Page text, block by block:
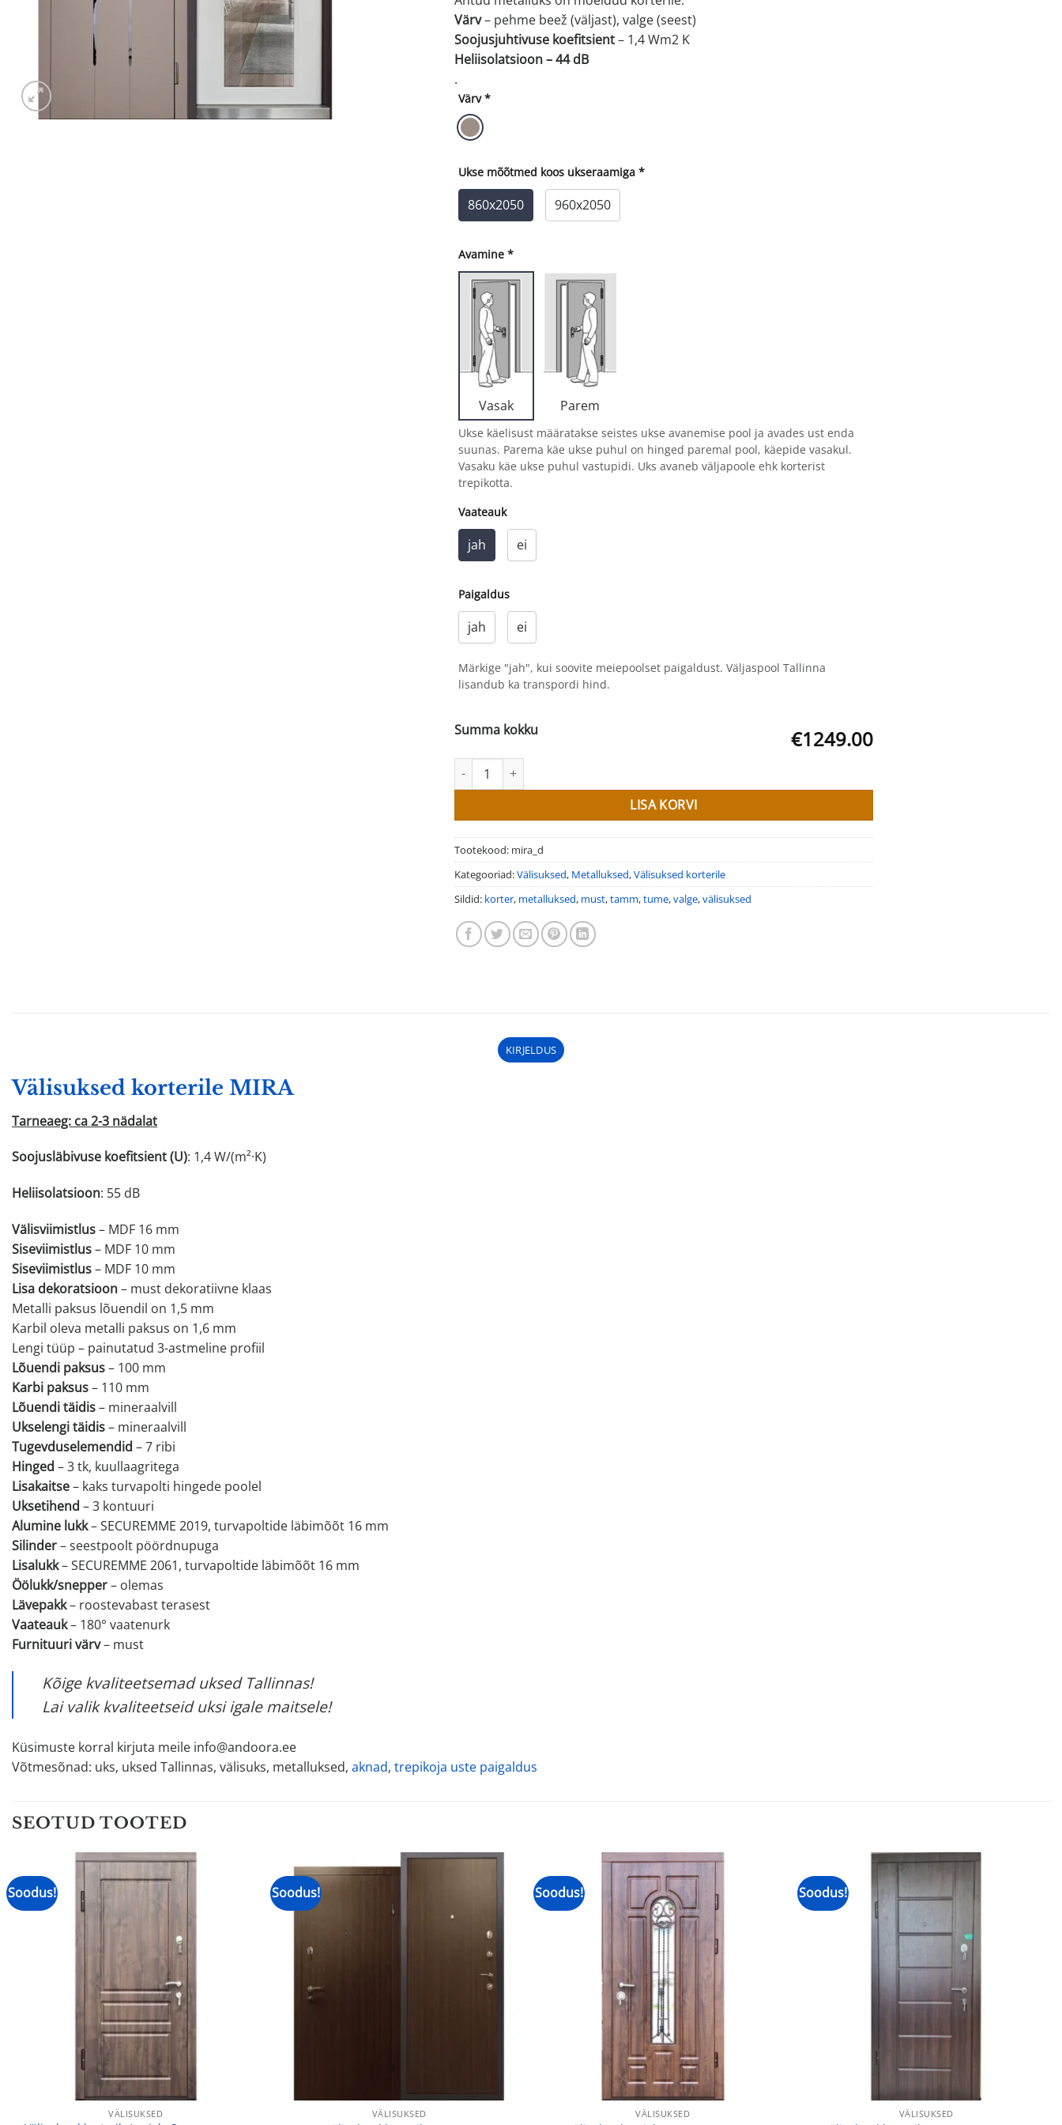
Värv– pehme beež (väljast), valge (seest)
Soojusjuhtivuse koefitsient– 1,4 Wm2 K
Heliisolatsioon – 44 dB
.
Värv *
Ukse mõõtmed koos ukseraamiga *
860x2050 960x2050
Avamine *
Vasak Parem
Ukse käelisust määratakse seistes ukse avanemise pool ja avades ust enda
suunas. Parema käe ukse puhul on hinged paremal pool, käepide vasakul.
Vasaku käe ukse puhul vastupidi. Uks avaneb väljapoole ehk korterist
trepikotta.
Vaateauk
jah ei
Paigaldus
jah ei
Märkige "jah", kui soovite meiepoolset paigaldust. Väljaspool Tallinna
lisandub ka transpordi hind.
Summa kokku €1249.00
Välisuksed korterile MIRA kogus
LISA KORVI
Tootekood: mira_d
Kategooriad:Välisuksed, Metalluksed,Välisuksed korterile
Sildid: korter, metalluksed, must,tamm,tume,valge,välisuksed
KIRJELDUS
Välisuksed korterile MIRA
Tarneaeg: ca 2-3 nädalat
Soojusläbivuse koefitsient (U): 1,4 W/(m²·K)
Heliisolatsioon: 55 dB
Välisviimistlus– MDF 16 mm
Siseviimistlus– MDF 10 mm
Siseviimistlus– MDF 10 mm
Lisa dekoratsioon– must dekoratiivne klaas
Metalli paksus lõuendil on 1,5 mm
Karbil oleva metalli paksus on 1,6 mm
Lengi tüüp – painutatud 3-astmeline profiil
Lõuendi paksus– 100 mm
Karbi paksus– 110 mm
Lõuendi täidis– mineraalvill
Ukselengi täidis– mineraalvill
Tugevduselemendid – 7 ribi
Hinged – 3 tk, kuullaagritega
Lisakaitse– kaks turvapolti hingede poolel
Uksetihend – 3 kontuuri
Alumine lukk– SECUREMME 2019, turvapoltide läbimõõt 16 mm
Silinder– seestpoolt pöördnupuga
Lisalukk– SECUREMME 2061, turvapoltide läbimõõt 16 mm
Öölukk/snepper– olemas
Lävepakk– roostevabast terasest
Vaateauk– 180° vaatenurk
Furnituuri värv– must
Kõige kvaliteetsemad uksed Tallinnas!
Lai valik kvaliteetseid uksi igale maitsele!
Küsimuste korral kirjuta meile info@andoora.ee
Võtmesõnad: uks, uksed Tallinnas, välisuks, metalluksed, aknad, trepikoja uste paigaldus
SEOTUD TOOTED
Soodus!
VÄLISUKSED
Soodus!
VÄLISUKSED
Soodus!
VÄLISUKSED
Soodus!
VÄLISUKSED